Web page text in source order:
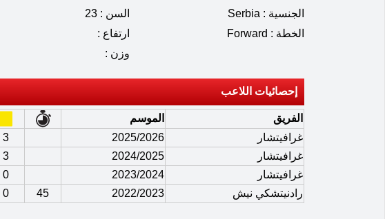
الجنسية : Serbia
الخطة : Forward
السن : 23
ارتفاع :
وزن :
إحصائيات اللاعب
الفريق
الموسم
غرافيتشار
2025/2026
3
غرافيتشار
2024/2025
3
غرافيتشار
2023/2024
0
رادنيتشكي نيش
2022/2023
45
0